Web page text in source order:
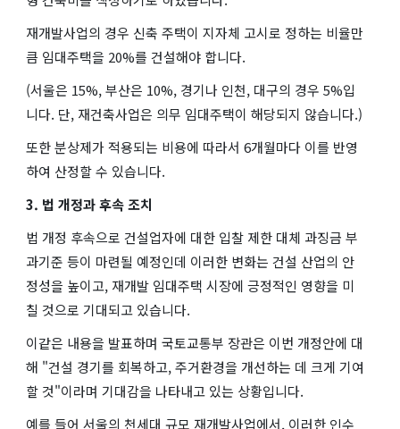
재개발사업의 경우 신축 주택이 지자체 고시로 정하는 비율만
큼 임대주택을 20%를 건설해야 합니다.
(서울은 15%, 부산은 10%, 경기나 인천, 대구의 경우 5%입
니다. 단, 재건축사업은 의무 임대주택이 해당되지 않습니다.)
또한 분상제가 적용되는 비용에 따라서 6개월마다 이를 반영
하여 산정할 수 있습니다.
3. 법 개정과 후속 조치
법 개정 후속으로 건설업자에 대한 입찰 제한 대체 과징금 부
과기준 등이 마련될 예정인데 이러한 변화는 건설 산업의 안
정성을 높이고, 재개발 임대주택 시장에 긍정적인 영향을 미
칠 것으로 기대되고 있습니다.
이같은 내용을 발표하며 국토교통부 장관은 이번 개정안에 대
해 "건설 경기를 회복하고, 주거환경을 개선하는 데 크게 기여
할 것"이라며 기대감을 나타내고 있는 상황입니다.
예를 들어 서울의 천세대 규모 재개발사업에서, 이러한 인수